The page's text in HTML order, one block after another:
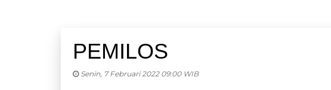
PEMILOS
Senin, 7 Februari 2022 09:00 WIB